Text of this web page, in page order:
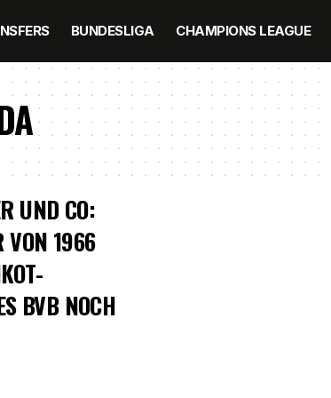
BUNDESLIGA CHAMPIONS LEAGUE
UND CO:
VON 1966
BVB NOCH